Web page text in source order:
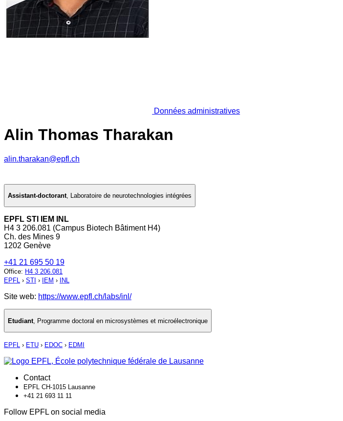
Données administratives
Alin Thomas Tharakan
alin.tharakan@epfl.ch
Assistant-doctorant, Laboratoire de neurotechnologies intégrées
EPFL STI IEM INL
H4 3 206.081 (Campus Biotech Bâtiment H4)
Ch. des Mines 9
1202 Genève
+41 21 695 50 19
Office: H4 3 206.081
EPFL › STI › IEM › INL
Site web: https://www.epfl.ch/labs/inl/
Etudiant Programme doctoral en microsystèmes et microélectronique
EPFL › ETU › EDOC › EDMI
Contact
EPFL CH-1015 Lausanne
+41 21 693 11 11
Follow EPFL on social media